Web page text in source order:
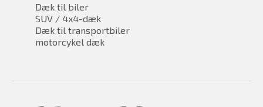
Dæk til biler
SUV / 4x4-dæk
Dæk til transportbiler
motorcykel dæk